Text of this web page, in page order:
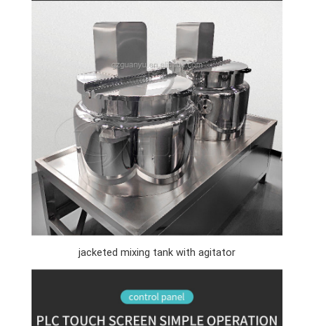
jacketed mixing tank with agitator